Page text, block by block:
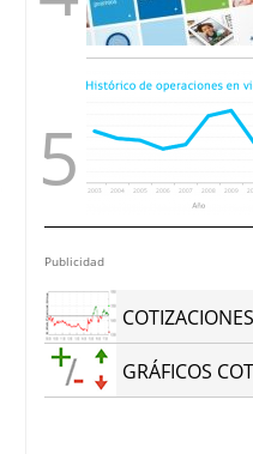
Publicidad
GRÁFICOS